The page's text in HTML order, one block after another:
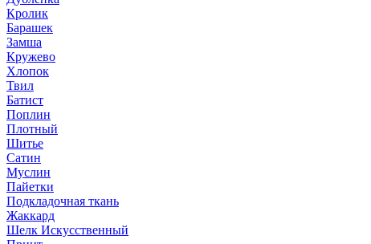
Кролик
Барашек
Замша
Кружево
Хлопок
Твил
Батист
Поплин
Плотный
Шитье
Сатин
Муслин
Пайетки
Подкладочная ткань
Жаккард
Шелк Искусственный